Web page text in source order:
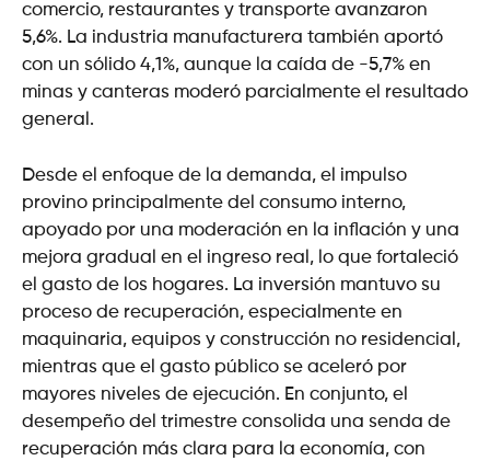
comercio, restaurantes y transporte avanzaron
5,6%. La industria manufacturera también aportó
con un sólido 4,1%, aunque la caída de -5,7% en
minas y canteras moderó parcialmente el resultado
general.
Desde el enfoque de la demanda, el impulso
provino principalmente del consumo interno,
apoyado por una moderación en la inflación y una
mejora gradual en el ingreso real, lo que fortaleció
el gasto de los hogares. La inversión mantuvo su
proceso de recuperación, especialmente en
maquinaria, equipos y construcción no residencial,
mientras que el gasto público se aceleró por
mayores niveles de ejecución. En conjunto, el
desempeño del trimestre consolida una senda de
recuperación más clara para la economía, con